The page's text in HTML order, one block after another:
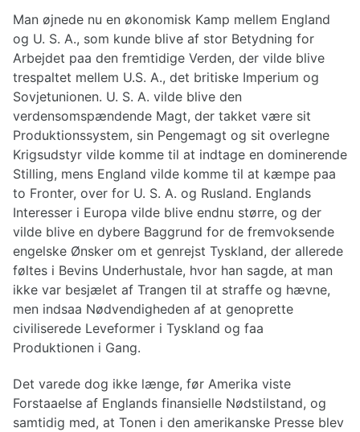
Man øjnede nu en økonomisk Kamp mellem England
og U. S. A., som kunde blive af stor Betydning for
Arbejdet paa den fremtidige Verden, der vilde blive
trespaltet mellem U.S. A., det britiske Imperium og
Sovjetunionen. U. S. A. vilde blive den
verdensomspændende Magt, der takket være sit
Produktionssystem, sin Pengemagt og sit overlegne
Krigsudstyr vilde komme til at indtage en dominerende
Stilling, mens England vilde komme til at kæmpe paa
to Fronter, over for U. S. A. og Rusland. Englands
Interesser i Europa vilde blive endnu større, og der
vilde blive en dybere Baggrund for de fremvoksende
engelske Ønsker om et genrejst Tyskland, der allerede
føltes i Bevins Underhustale, hvor han sagde, at man
ikke var besjælet af Trangen til at straffe og hævne,
men indsaa Nødvendigheden af at genoprette
civiliserede Leveformer i Tyskland og faa
Produktionen i Gang.
Det varede dog ikke længe, før Amerika viste
Forstaaelse af Englands finansielle Nødstilstand, og
samtidig med, at Tonen i den amerikanske Presse blev